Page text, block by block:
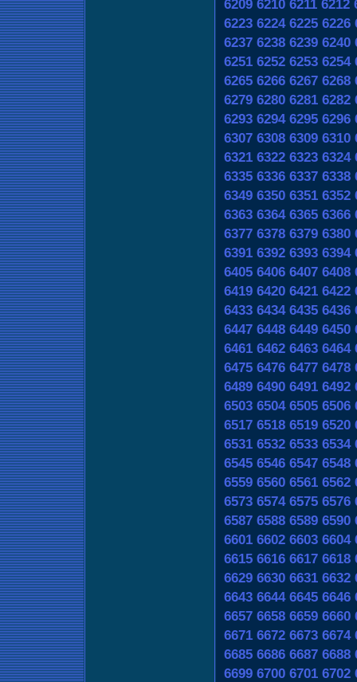
6209 6210 6211 6212
6223 6224 6225 6226
6237 6238 6239 6240
6251 6252 6253 6254
6265 6266 6267 6268
6279 6280 6281 6282
6293 6294 6295 6296
6307 6308 6309 6310
6321 6322 6323 6324
6335 6336 6337 6338
6349 6350 6351 6352
6363 6364 6365 6366
6377 6378 6379 6380
6391 6392 6393 6394
6405 6406 6407 6408
6419 6420 6421 6422
6433 6434 6435 6436
6447 6448 6449 6450
6461 6462 6463 6464
6475 6476 6477 6478
6489 6490 6491 6492
6503 6504 6505 6506
6517 6518 6519 6520
6531 6532 6533 6534
6545 6546 6547 6548
6559 6560 6561 6562
6573 6574 6575 6576
6587 6588 6589 6590
6601 6602 6603 6604
6615 6616 6617 6618
6629 6630 6631 6632
6643 6644 6645 6646
6657 6658 6659 6660
6671 6672 6673 6674
6685 6686 6687 6688
6699 6700 6701 6702